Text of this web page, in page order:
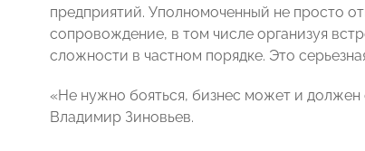
предприятий. Уполномоченный не просто
сопровождение, в том числе организуя
сложности в частном порядке. Это
«Не нужно бояться, бизнес может и
Владимир Зиновьев.